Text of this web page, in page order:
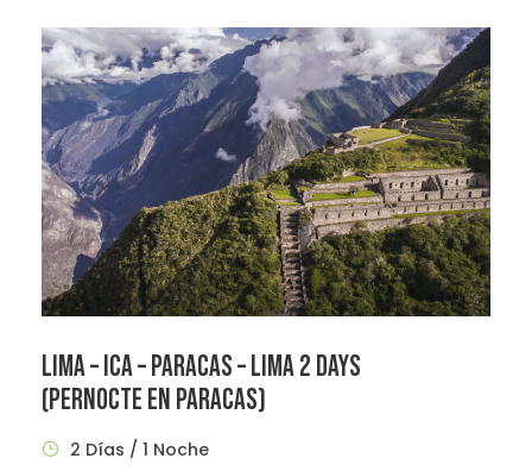
LIMA – ICA – PARACAS – LIMA 2 DAYS
(PERNOCTE EN PARACAS)
2 Días / 1 Noche